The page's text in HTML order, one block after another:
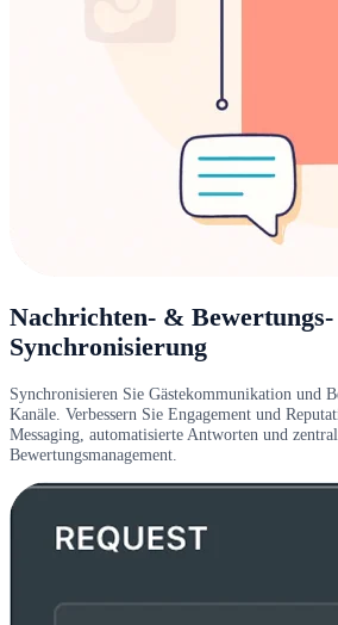
Nachrichten- & Bewertungs-
Synchronisierung
Synchronisieren Sie Gästekommunikation und
Kanäle. Verbessern Sie Engagement und
Messaging, automatisierte Antworten und
Bewertungsmanagement.